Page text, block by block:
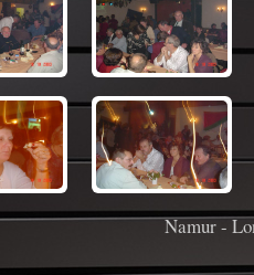
Namur -